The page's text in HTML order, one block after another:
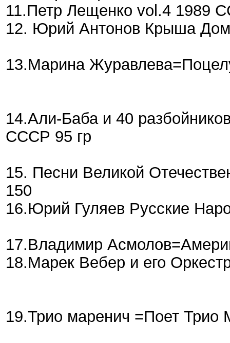
11.Петр Лещенко vol.4 1989
12. Юрий Антонов Крыша
13.Марина
14.Али-Баба и 40
СССР 95 гр
15. Песни Великой
150
16.Юрий Гуляев Русские
17.Владимир
18.Марек Вебер и его
19.Трио маренич =Поет